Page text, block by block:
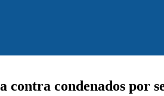
contra condenados por